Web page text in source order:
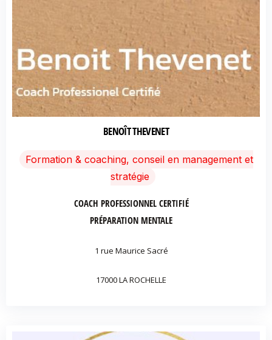
BENOÎT THEVENET
Formation & coaching, conseil en management et
stratégie
COACH PROFESSIONNEL CERTIFIÉ
PRÉPARATION MENTALE
1 rue Maurice Sacré
17000 LA ROCHELLE